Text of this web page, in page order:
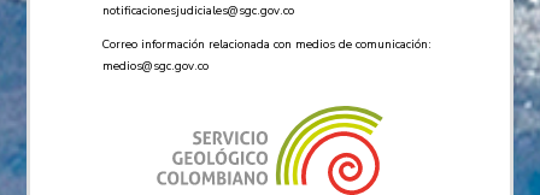
notificacionesjudiciales@sgc.gov.co
Correo información relacionada con medios de comunicación:
medios@sgc.gov.co